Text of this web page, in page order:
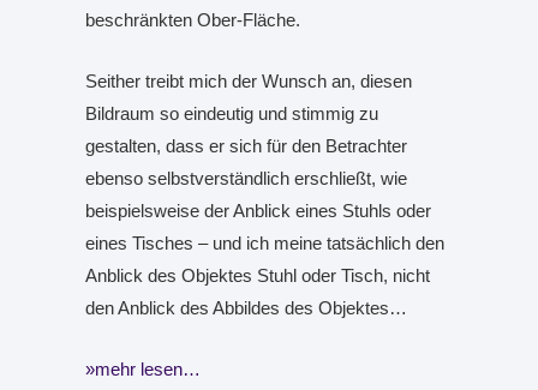
beschränkten Ober-Fläche.
Seither treibt mich der Wunsch an, diesen
Bildraum so eindeutig und stimmig zu
gestalten, dass er sich für den Betrachter
ebenso selbstverständlich erschließt, wie
beispielsweise der Anblick eines Stuhls oder
eines Tisches – und ich meine tatsächlich den
Anblick des Objektes Stuhl oder Tisch, nicht
den Anblick des Abbildes des Objektes…
mehr lesen…